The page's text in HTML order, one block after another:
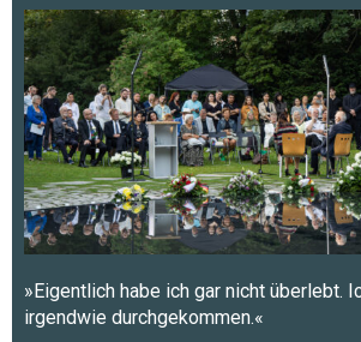
»Eigentlich habe ich gar nicht überlebt.
irgendwie durchgekommen.«